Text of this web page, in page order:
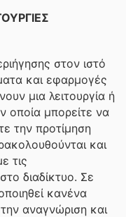
στον ιστό
και εφαρμογές
μια λειτουργία ή
οποία μπορείτε να
την προτίμηση
και
τις
διαδίκτυο. Σε
κανένα
αναγνώριση και